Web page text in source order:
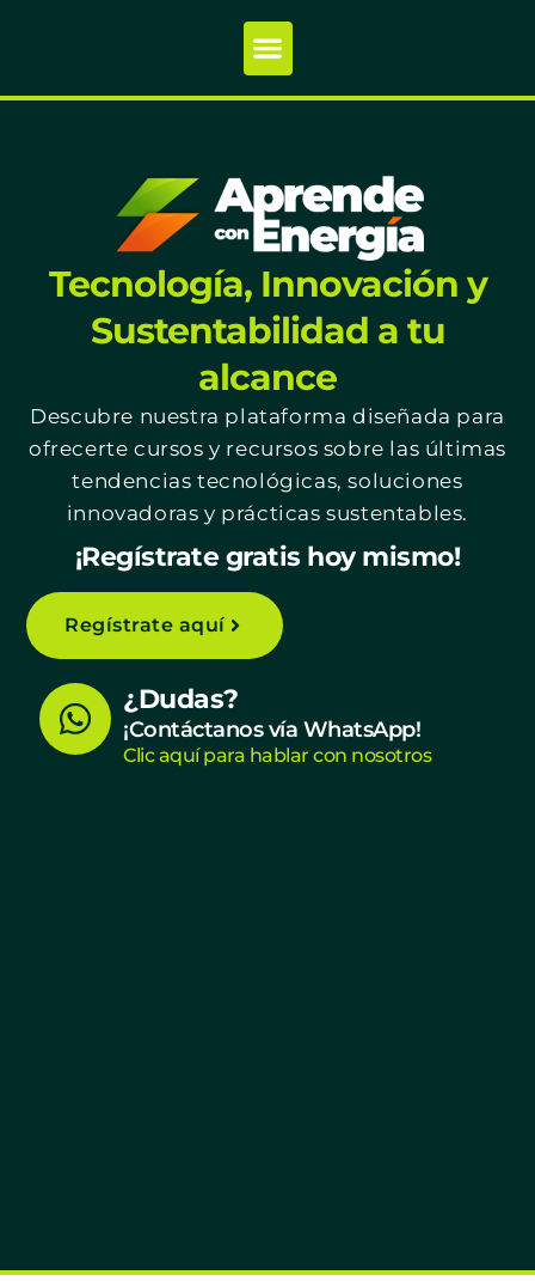
Tecnología, Innovación y
Sustentabilidad a tu
alcance
Descubre nuestra plataforma diseñada para
ofrecerte cursos y recursos sobre las últimas
tendencias tecnológicas, soluciones
innovadoras y prácticas sustentables.
¡Regístrate gratis hoy mismo!
Regístrate aquí
W
h
¿Dudas?
¡Contáctanos vía WhatsApp!
Clic aquí para hablar con nosotros